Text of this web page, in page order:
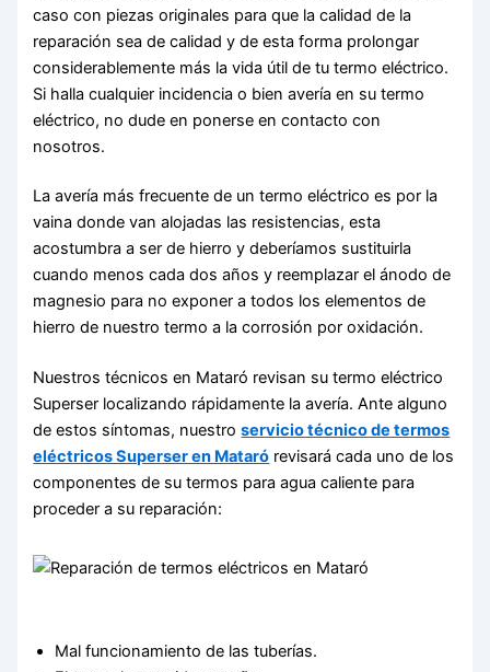
caso con piezas originales para que la calidad de la
reparación sea de calidad y de esta forma prolongar
considerablemente más la vida útil de tu termo eléctrico.
Si halla cualquier incidencia o bien avería en su termo
eléctrico, no dude en ponerse en contacto con
nosotros.
La avería más frecuente de un termo eléctrico es por la
vaina donde van alojadas las resistencias, esta
acostumbra a ser de hierro y deberíamos sustituirla
cuando menos cada dos años y reemplazar el ánodo de
magnesio para no exponer a todos los elementos de
hierro de nuestro termo a la corrosión por oxidación.
Nuestros técnicos en Mataró revisan su termo eléctrico
Superser localizando rápidamente la avería. Ante alguno
de estos síntomas, nuestroservicio técnico de termos
eléctricos Superser en Mataró revisará cada uno de los
componentes de su termos para agua caliente para
proceder a su reparación:
Mal funcionamiento de las tuberías.